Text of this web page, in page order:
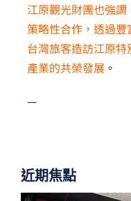
江原觀光財團也強
策略性合作，透過
台灣旅客造訪江原
產業的共榮發展。
—
近期焦點